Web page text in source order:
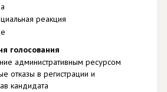
реакция
голосования
административным ресурсом
отказы в регистрации и
кандидата